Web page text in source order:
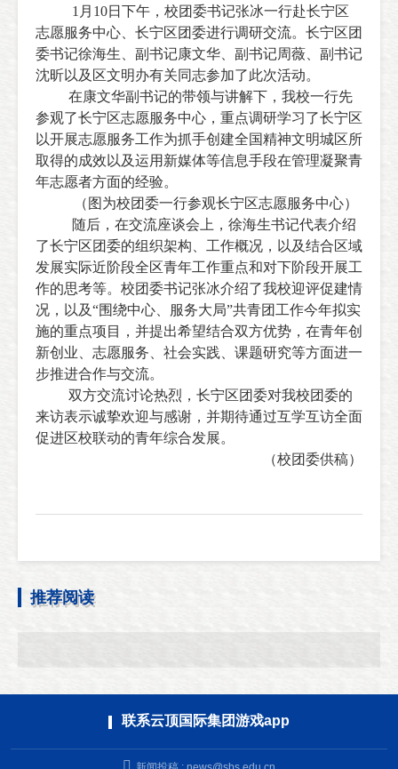
1 月 10日下午，校团委书记张冰一行赴长宁区
志愿服务中心、长宁区团委进行调研交流。长宁区团
委书记徐海生、副书记康文华、副书记周薇、副书记
沈昕以及区文明办有关同志参加了此次活动。
在康文华副书记的带领与讲解下，我校一行先
参观了长宁区志愿服务中心，重点调研学习了长宁区
以开展志愿服务工作为抓手创建全国精神文明城区所
取得的成效以及运用新媒体等信息手段在管理凝聚青
年志愿者方面的经验。
（图为校团委一行参观长宁区志愿服务中心）
随后，在交流座谈会上，徐海生书记代表介绍
了长宁区团委的组织架构、工作概况，以及结合区域
发展实际近阶段全区青年工作重点和对下阶段开展工
作的思考等。校团委书记张冰介绍了我校迎评促建情
况，以及“围绕中心、服务大局”共青团工作今年拟实
施的重点项目，并提出希望结合双方优势，在青年创
新创业、志愿服务、社会实践、课题研究等方面进一
步推进合作与交流。
双方交流讨论热烈，长宁区团委对我校团委的
来访表示诚挚欢迎与感谢，并期待通过互学互访全面
促进区校联动的青年综合发展。
（校团委供稿）
推荐阅读
联系云顶国际集团游戏app